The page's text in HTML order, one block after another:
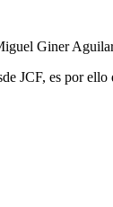
Giner
JCF, es por